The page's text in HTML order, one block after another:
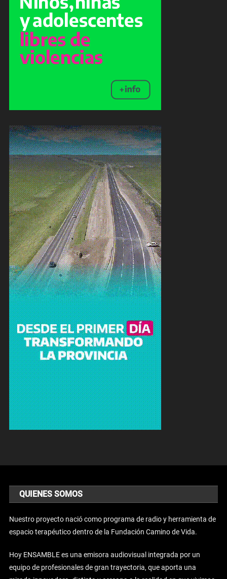
QUIENES SOMOS
Nuestro proyecto nació como programa de radio y herramienta de
espacio terapéutico dentro de la Fundación Camino de Vida.
Hoy ENSAMBLE es una emisora audiovisual integrada por un
equipo de profesionales de gran trayectoria, que aporta una